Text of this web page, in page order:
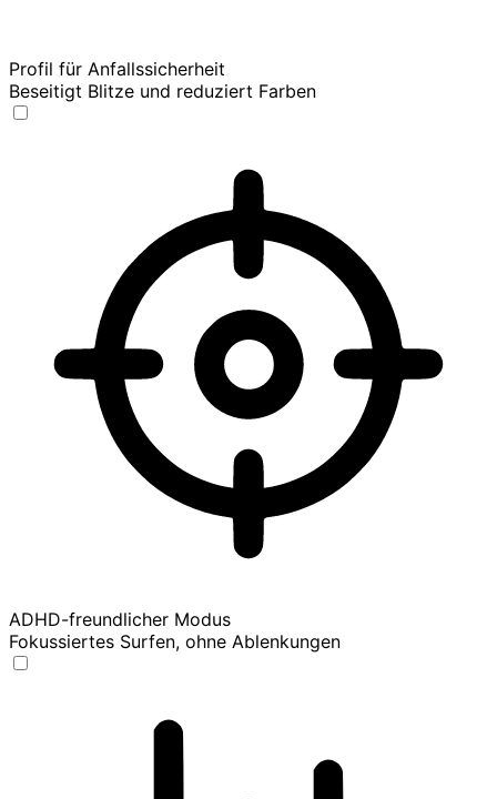
Profil für Anfallssicherheit
Beseitigt Blitze und reduziert Farben
ADHD-freundlicher Modus
Fokussiertes Surfen, ohne Ablenkungen